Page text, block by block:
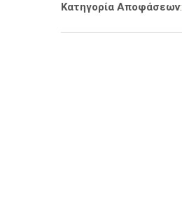
Κατηγορία Αποφάσεων: